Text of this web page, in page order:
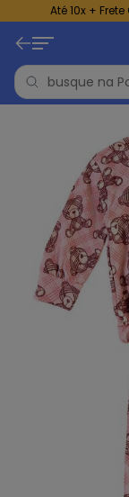
Até 10x +